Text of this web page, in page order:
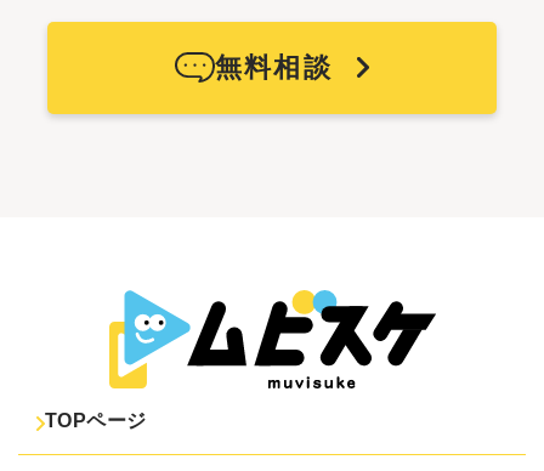
無料相談
TOPページ